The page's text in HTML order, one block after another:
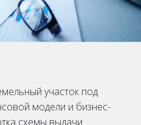
участок под
модели и бизнес-
схемы выдачи